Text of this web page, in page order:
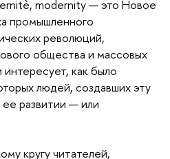
modernity — это Новое
промышленного
революций,
общества и массовых
как было
людей, создавших эту
ее развитии — или
кругу читателей,